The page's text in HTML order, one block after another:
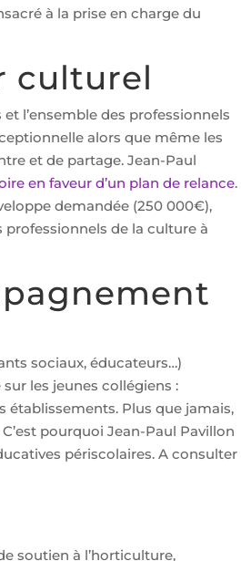
à la prise en charge du
culturel
l’ensemble des professionnels
alors que même les
et de partage. Jean-Paul
en faveur d’un plan de relance.
demandée (250 000€),
de la culture à
sociaux, éducateurs…)
les jeunes collégiens :
établissements. Plus que jamais,
pourquoi Jean-Paul Pavillon
périscolaires. A consulter
soutien à l’horticulture,